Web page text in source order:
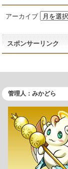
アーカイブ
スポンサーリンク
管理人：みかどら